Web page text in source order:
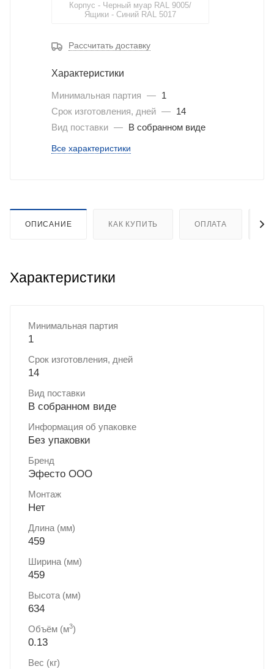
Корпус - Черный муар RAL 9005/
Ящики - Синий RAL 5017
Рассчитать доставку
Характеристики
Минимальная партия —
1
Срок изготовления, дней —
14
Вид поставки — В собранном виде
Все характеристики
ОПИСАНИЕ КАК КУПИТЬ ОПЛАТА
Характеристики
Минимальная партия
1
Срок изготовления, дней
14
Вид поставки
В собранном виде
Информация об упаковке
Без упаковки
Бренд
Эфесто ООО
Монтаж
Нет
Длина (мм)
459
Ширина (мм)
459
Высота (мм)
634
Объём (м3)
0.13
Вес (кг)